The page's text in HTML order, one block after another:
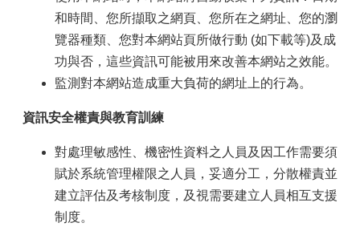
和時間、您所擷取之網頁、您所在之網址、您的瀏
覽器種類、您對本網站頁所做行動 (如下載等)及成
功與否，這些資訊可能被用來改善本網站之效能。
監測對本網站造成重大負荷的網址上的行為。
資訊安全權責與教育訓練
對處理敏感性、機密性資料之人員及因工作需要須
賦於系統管理權限之人員，妥適分工，分散權責並
建立評估及考核制度，及視需要建立人員相互支援
制度。